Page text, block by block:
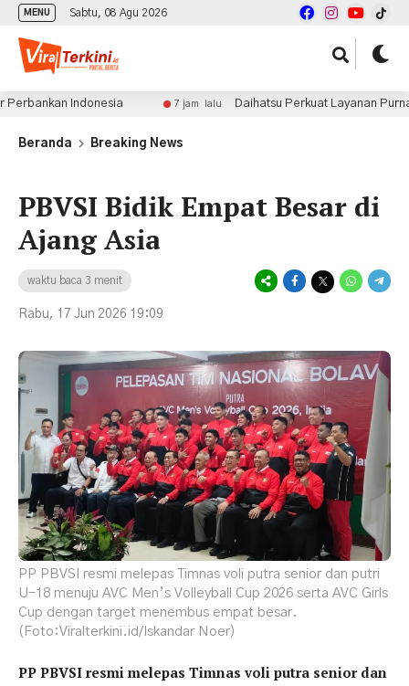
MENU Sabtu, 08 Agu 2026
Indonesia 7 jam lalu Daihatsu Perkuat Layanan Purnajual di
Beranda Breaking News
PBVSI Bidik Empat Besar di
Ajang Asia
waktu baca 3 menit
Rabu, 17 Jun 2026 19:09
PP PBVSI resmi melepas Timnas voli putra senior dan putri
U-18 menuju AVC Men’s Volleyball Cup 2026 serta AVC Girls
Cup dengan target menembus empat besar.
(Foto:Viralterkini.id/Iskandar Noer)
PP PBVSI resmi melepas Timnas voli putra senior dan